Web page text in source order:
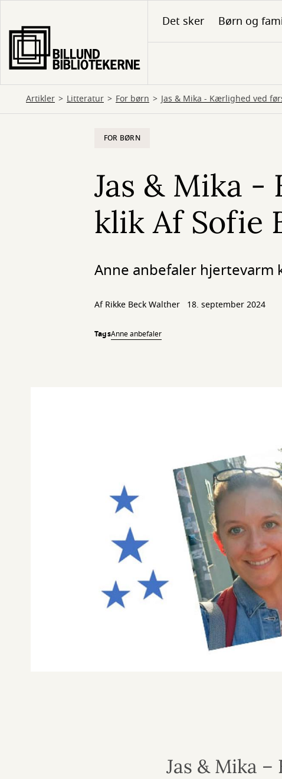
hovedindhold
Det sker Børn og
Artikler Litteratur For børn Jas & Mika - Kærlighed ved
FOR BØRN
Jas & Mika
klik Af Sofie
Anne anbefaler
AfRikke Beck Walther 18. september 2024
TagsAnne anbefaler
Jas & Mika